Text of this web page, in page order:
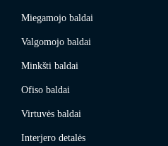
Miegamojo baldai
Valgomojo baldai
Minkšti baldai
Ofiso baldai
Virtuvės baldai
Interjero detalės